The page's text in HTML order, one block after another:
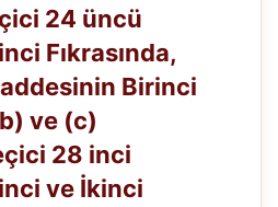
Geçici
24 üncü
Fıkrasında,
Birinci
ve (c)
28 inci
ve İkinci